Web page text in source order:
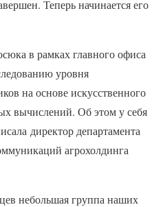
Теперь начинается его
в рамках главного офиса
уровня
на основе искусственного
вычислений. Об этом у себя
директор департамента
агрохолдинга
небольшая группа наших